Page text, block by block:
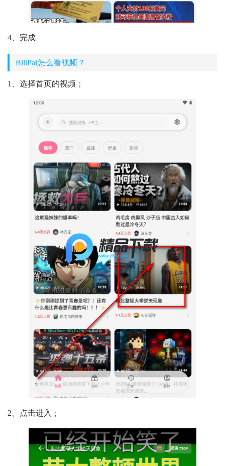
4、完成
BiliPai怎么看视频？
1、选择首页的视频；
2、点击进入；